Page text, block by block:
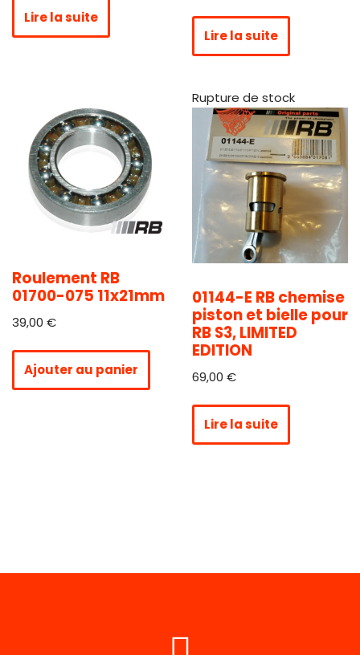
Lire la suite
Lire la suite
Roulement RB
01700-075 11x21mm
39,00 €
Ajouter au panier
Rupture de stock
01144-E RB chemise
piston et bielle pour
RB S3, LIMITED
EDITION
69,00 €
Lire la suite